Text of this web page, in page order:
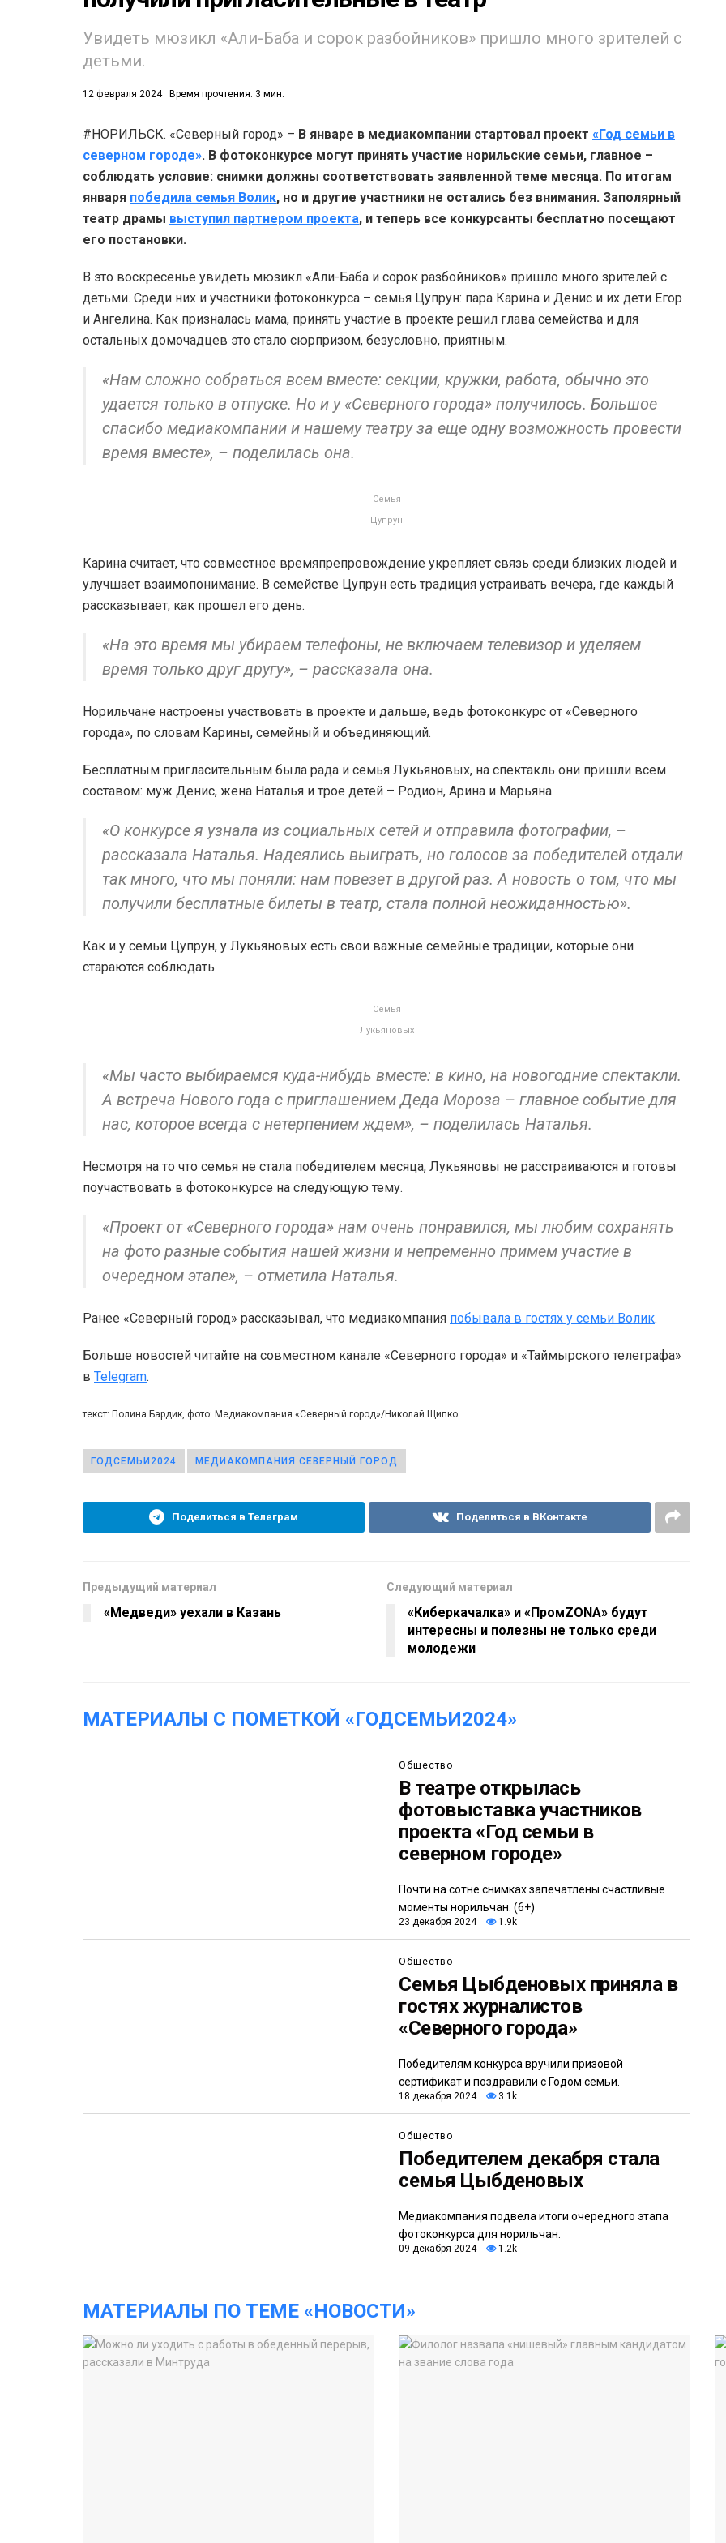
Увидеть мюзикл «Али-Баба и сорок разбойников» пришло много зрителей с
детьми.
12 февраля 2024 Время прочтения: 3 мин.
#НОРИЛЬСК. «Северный город» – В январе в медиакомпании стартовал проект «Год семьи в
северном городе». В фотоконкурсе могут принять участие норильские семьи, главное –
соблюдать условие: снимки должны соответствовать заявленной теме месяца. По итогам
января победила семья Волик, но и другие участники не остались без внимания. Заполярный
театр драмы выступил партнером проекта, и теперь все конкурсанты бесплатно посещают
его постановки.
В это воскресенье увидеть мюзикл «Али-Баба и сорок разбойников» пришло много зрителей с
детьми. Среди них и участники фотоконкурса – семья Цупрун: пара Карина и Денис и их дети Егор
и Ангелина. Как призналась мама, принять участие в проекте решил глава семейства и для
остальных домочадцев это стало сюрпризом, безусловно, приятным.
«Нам сложно собраться всем вместе: секции, кружки, работа, обычно это
удается только в отпуске. Но и у «Северного города» получилось. Большое
спасибо медиакомпании и нашему театру за еще одну возможность провести
время вместе», – поделилась она.
Семья
Цупрун
Карина считает, что совместное времяпрепровождение укрепляет связь среди близких людей и
улучшает взаимопонимание. В семействе Цупрун есть традиция устраивать вечера, где каждый
рассказывает, как прошел его день.
«На это время мы убираем телефоны, не включаем телевизор и уделяем
время только друг другу», – рассказала она.
Норильчане настроены участвовать в проекте и дальше, ведь фотоконкурс от «Северного
города», по словам Карины, семейный и объединяющий.
Бесплатным пригласительным была рада и семья Лукьяновых, на спектакль они пришли всем
составом: муж Денис, жена Наталья и трое детей – Родион, Арина и Марьяна.
«О конкурсе я узнала из социальных сетей и отправила фотографии, –
рассказала Наталья. Надеялись выиграть, но голосов за победителей отдали
так много, что мы поняли: нам повезет в другой раз. А новость о том, что мы
получили бесплатные билеты в театр, стала полной неожиданностью».
Как и у семьи Цупрун, у Лукьяновых есть свои важные семейные традиции, которые они
стараются соблюдать.
Семья
Лукьяновых
«Мы часто выбираемся куда-нибудь вместе: в кино, на новогодние спектакли.
А встреча Нового года с приглашением Деда Мороза – главное событие для
нас, которое всегда с нетерпением ждем», – поделилась Наталья.
Несмотря на то что семья не стала победителем месяца, Лукьяновы не расстраиваются и готовы
поучаствовать в фотоконкурсе на следующую тему.
«Проект от «Северного города» нам очень понравился, мы любим сохранять
на фото разные события нашей жизни и непременно примем участие в
очередном этапе», – отметила Наталья.
Ранее «Северный город» рассказывал, что медиакомпания побывала в гостях у семьи Волик.
Больше новостей читайте на совместном канале «Северного города» и «Таймырского телеграфа»
в Telegram.
текст: Полина Бардик, фото: Медиакомпания «Северный город»/Николай Щипко
ГОДСЕМЬИ2024 МЕДИАКОМПАНИЯ СЕВЕРНЫЙ ГОРОД
Поделиться в Телеграм Поделиться в ВКонтакте
Предыдущий материал
«Медведи» уехали в Казань
Следующий материал
«Киберкачалка» и «ПромZONA» будут
интересны и полезны не только среди
молодежи
МАТЕРИАЛЫ С ПОМЕТКОЙ «ГОДСЕМЬИ2024»
Общество
В театре открылась
фотовыставка участников
проекта «Год семьи в
северном городе»
Почти на сотне снимках запечатлены счастливые
моменты норильчан. (6+)
23 декабря 2024 1.9k
Общество
Семья Цыбденовых приняла в
гостях журналистов
«Северного города»
Победителям конкурса вручили призовой
сертификат и поздравили с Годом семьи.
18 декабря 2024 3.1k
Общество
Победителем декабря стала
семья Цыбденовых
Медиакомпания подвела итоги очередного этапа
фотоконкурса для норильчан.
09 декабря 2024 1.2k
МАТЕРИАЛЫ ПО ТЕМЕ «НОВОСТИ»